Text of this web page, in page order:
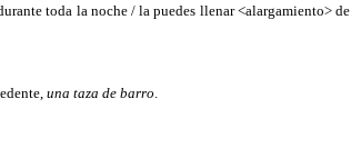
toda la noche / la puedes llenar <alargamiento> de
una taza de barro.